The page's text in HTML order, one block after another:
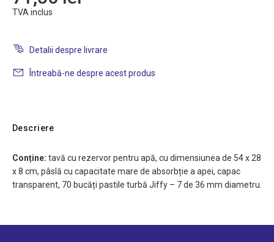
TVA inclus
Detalii despre livrare
Întreabă-ne despre acest produs
Descriere
Conține: tavă cu rezervor pentru apă, cu dimensiunea de 54 x 28
x 8 cm, pâslă cu capacitate mare de absorbție a apei, capac
transparent, 70 bucăți pastile turbă Jiffy – 7 de 36 mm diametru.